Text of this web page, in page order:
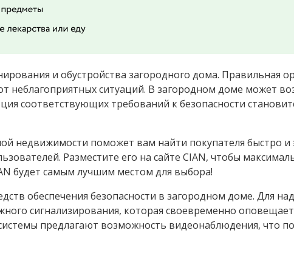
и обустройства загородного дома. Правильная
ситуаций. В загородном доме может
соответствующих требований к безопасности
недвижимости поможет вам найти покупателя быстро
Разместите его на сайте CIAN, чтобы
будет самым лучшим местом для выбора!
обеспечения безопасности в загородном доме. Для
сигнализирования, которая своевременно
предлагают возможность видеонаблюдения, что